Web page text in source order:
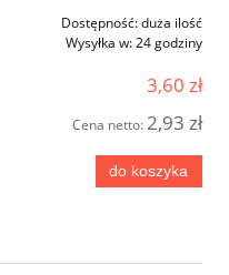
Dostępność:duża ilość
Wysyłka w:24 godziny
3,60 zł
Cena netto:2,93 zł
do koszyka